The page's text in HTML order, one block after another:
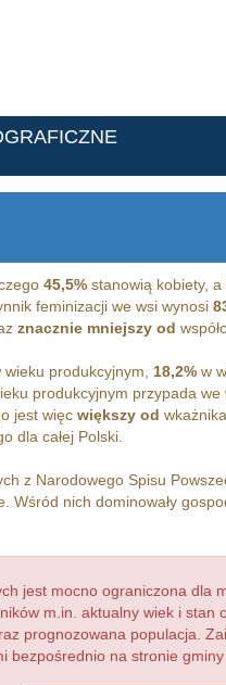
45,5%stanowią kobiety, a
feminizacji we wsi wynosi
znacznie mniejszy od
produkcyjnym, 18,2%w
produkcyjnym przypada we
jest więc większy od
dla całej Polski.
z Narodowego Spisu
Wśród nich dominowały
jest mocno ograniczona dla
m.in. aktualny wiek i stan
prognozowana populacja.
na stronie gminy